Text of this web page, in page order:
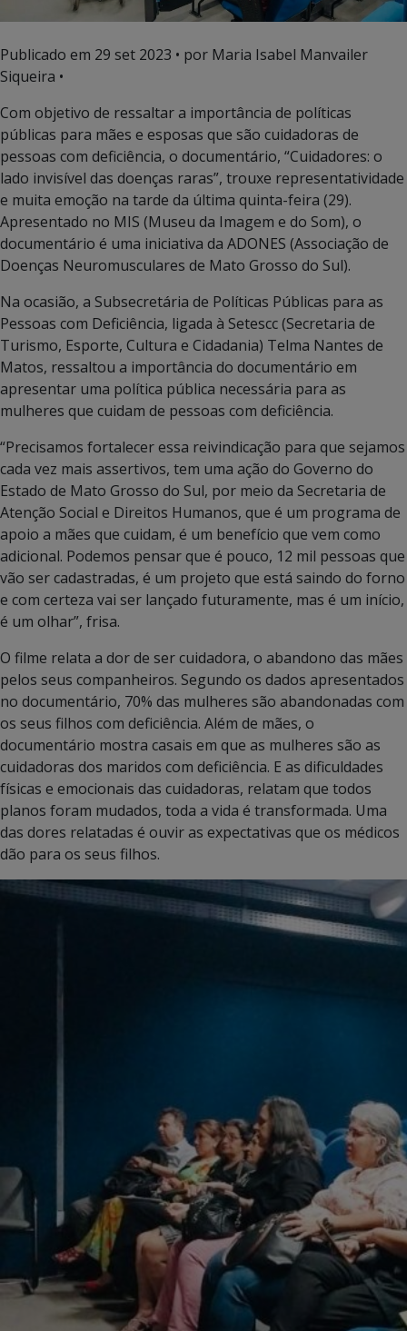
Publicado em 29 set 2023 • por Maria Isabel Manvailer
Siqueira •
Com objetivo de ressaltar a importância de políticas
públicas para mães e esposas que são cuidadoras de
pessoas com deficiência, o documentário, “Cuidadores: o
lado invisível das doenças raras”, trouxe representatividade
e muita emoção na tarde da última quinta-feira (29).
Apresentado no MIS (Museu da Imagem e do Som), o
documentário é uma iniciativa da ADONES (Associação de
Doenças Neuromusculares de Mato Grosso do Sul).
Na ocasião, a Subsecretária de Políticas Públicas para as
Pessoas com Deficiência, ligada à Setescc (Secretaria de
Turismo, Esporte, Cultura e Cidadania) Telma Nantes de
Matos, ressaltou a importância do documentário em
apresentar uma política pública necessária para as
mulheres que cuidam de pessoas com deficiência.
“Precisamos fortalecer essa reivindicação para que sejamos
cada vez mais assertivos, tem uma ação do Governo do
Estado de Mato Grosso do Sul, por meio da Secretaria de
Atenção Social e Direitos Humanos, que é um programa de
apoio a mães que cuidam, é um benefício que vem como
adicional. Podemos pensar que é pouco, 12 mil pessoas que
vão ser cadastradas, é um projeto que está saindo do forno
e com certeza vai ser lançado futuramente, mas é um início,
é um olhar”, frisa.
O filme relata a dor de ser cuidadora, o abandono das mães
pelos seus companheiros. Segundo os dados apresentados
no documentário, 70% das mulheres são abandonadas com
os seus filhos com deficiência. Além de mães, o
documentário mostra casais em que as mulheres são as
cuidadoras dos maridos com deficiência. E as dificuldades
físicas e emocionais das cuidadoras, relatam que todos
planos foram mudados, toda a vida é transformada. Uma
das dores relatadas é ouvir as expectativas que os médicos
dão para os seus filhos.